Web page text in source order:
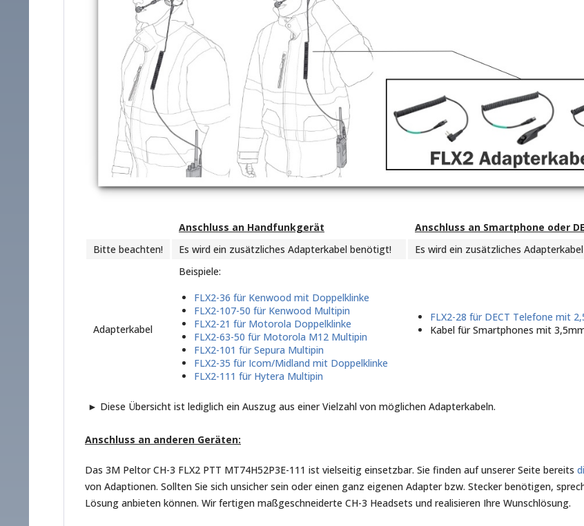
Anschluss an Handfunkgerät
Anschluss an Smartphone oder
Bitte beachten!
Es wird ein zusätzliches Adapterkabel benötigt! Es wird ein zusätzliches
Adapterkabel
Beispiele:
FLX2-36 für Kenwood mit Doppelklinke
FLX2-107-50 für Kenwood Multipin
FLX2-21 für Motorola Doppelklinke
FLX2-63-50 für Motorola M12 Multipin
FLX2-101 für Sepura Multipin
FLX2-35 für Icom/Midland mit Doppelklinke
FLX2-111 für Hytera Multipin
FLX2-28 für DECT Telefone mit
Kabel für Smartphones mit
► Diese Übersicht ist lediglich ein Auszug aus einer Vielzahl von möglichen Adapterkabeln.
Anschluss an anderen Geräten:
Das 3M Peltor CH-3 FLX2 PTT MT74H52P3E-111 ist vielseitig einsetzbar. Sie finden auf unserer Seite bereits
von Adaptionen. Sollten Sie sich unsicher sein oder einen ganz eigenen Adapter bzw. Stecker benötigen,
Lösung anbieten können. Wir fertigen maßgeschneiderte CH-3 Headsets und realisieren Ihre Wunschlösung.